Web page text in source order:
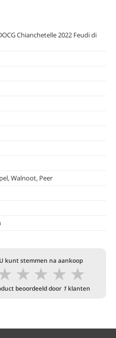
Chianchetelle 2022 Feudi di
Walnoot, Peer
U kunt stemmen na aankoop
★
★
★
★
beoordeeld door 1 klanten